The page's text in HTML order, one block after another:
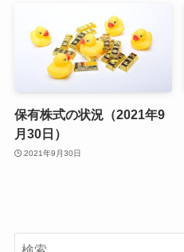
保有株式の状況（2021年9
月30日）
2021年9月30日